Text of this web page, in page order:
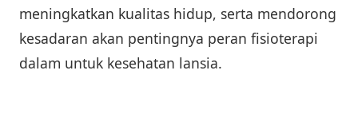
meningkatkan kualitas hidup, serta mendorong
kesadaran akan pentingnya peran fisioterapi
dalam untuk kesehatan lansia.